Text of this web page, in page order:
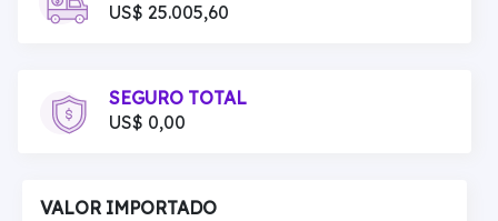
US$ 25.005,60
SEGURO TOTAL
US$ 0,00
VALOR IMPORTADO